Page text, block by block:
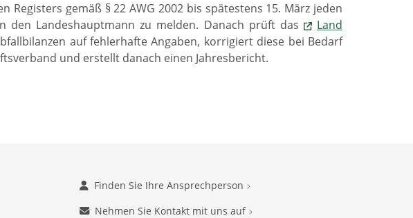
Registers gemäß § 22 AWG 2002 bis spätestens 15. März jeden
den Landeshauptmann zu melden. Danach prüft das
Land
auf fehlerhafte Angaben, korrigiert diese bei Bedarf
und erstellt danach einen Jahresbericht.
Finden Sie Ihre Ansprechperson
Nehmen Sie Kontakt mit uns auf